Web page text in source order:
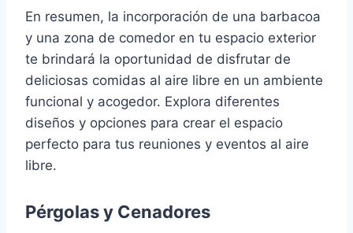
En resumen, la incorporación de una barbacoa
y una zona de comedor en tu espacio exterior
te brindará la oportunidad de disfrutar de
deliciosas comidas al aire libre en un ambiente
funcional y acogedor. Explora diferentes
diseños y opciones para crear el espacio
perfecto para tus reuniones y eventos al aire
libre.
Pérgolas y Cenadores